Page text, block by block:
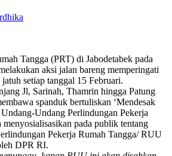
Tangga (PRT) di Jabodetabek pada
aksi jalan bareng memperingati
setiap tanggal 15 Februari.
Jl, Sarinah, Thamrin hingga Patung
spanduk bertuliskan ‘Mendesak
Undang Perlindungan Pekerja
menyosialisasikan pada publik tentang
Pekerja Rumah Tangga/ RUU
DPR RI.